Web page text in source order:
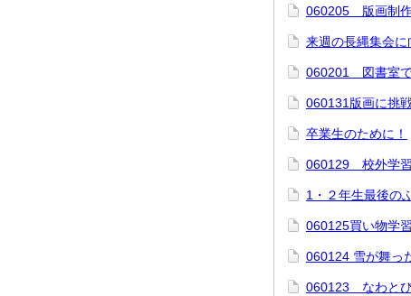
060205 版画制
来週の長縄集会に
060201 図書室
060131版画に挑
卒業生のために！
060129 校外学
1・２年生最後の
060125買い物学習
060124 雪が舞っ
060123 なわと